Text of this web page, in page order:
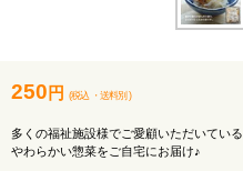
250 円 (税込 ・ 送料別 )
多くの福祉施設様でご愛顧いただいている
やわらかい惣菜をご自宅にお届け♪